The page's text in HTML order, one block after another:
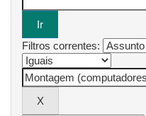
Filtros correntes: